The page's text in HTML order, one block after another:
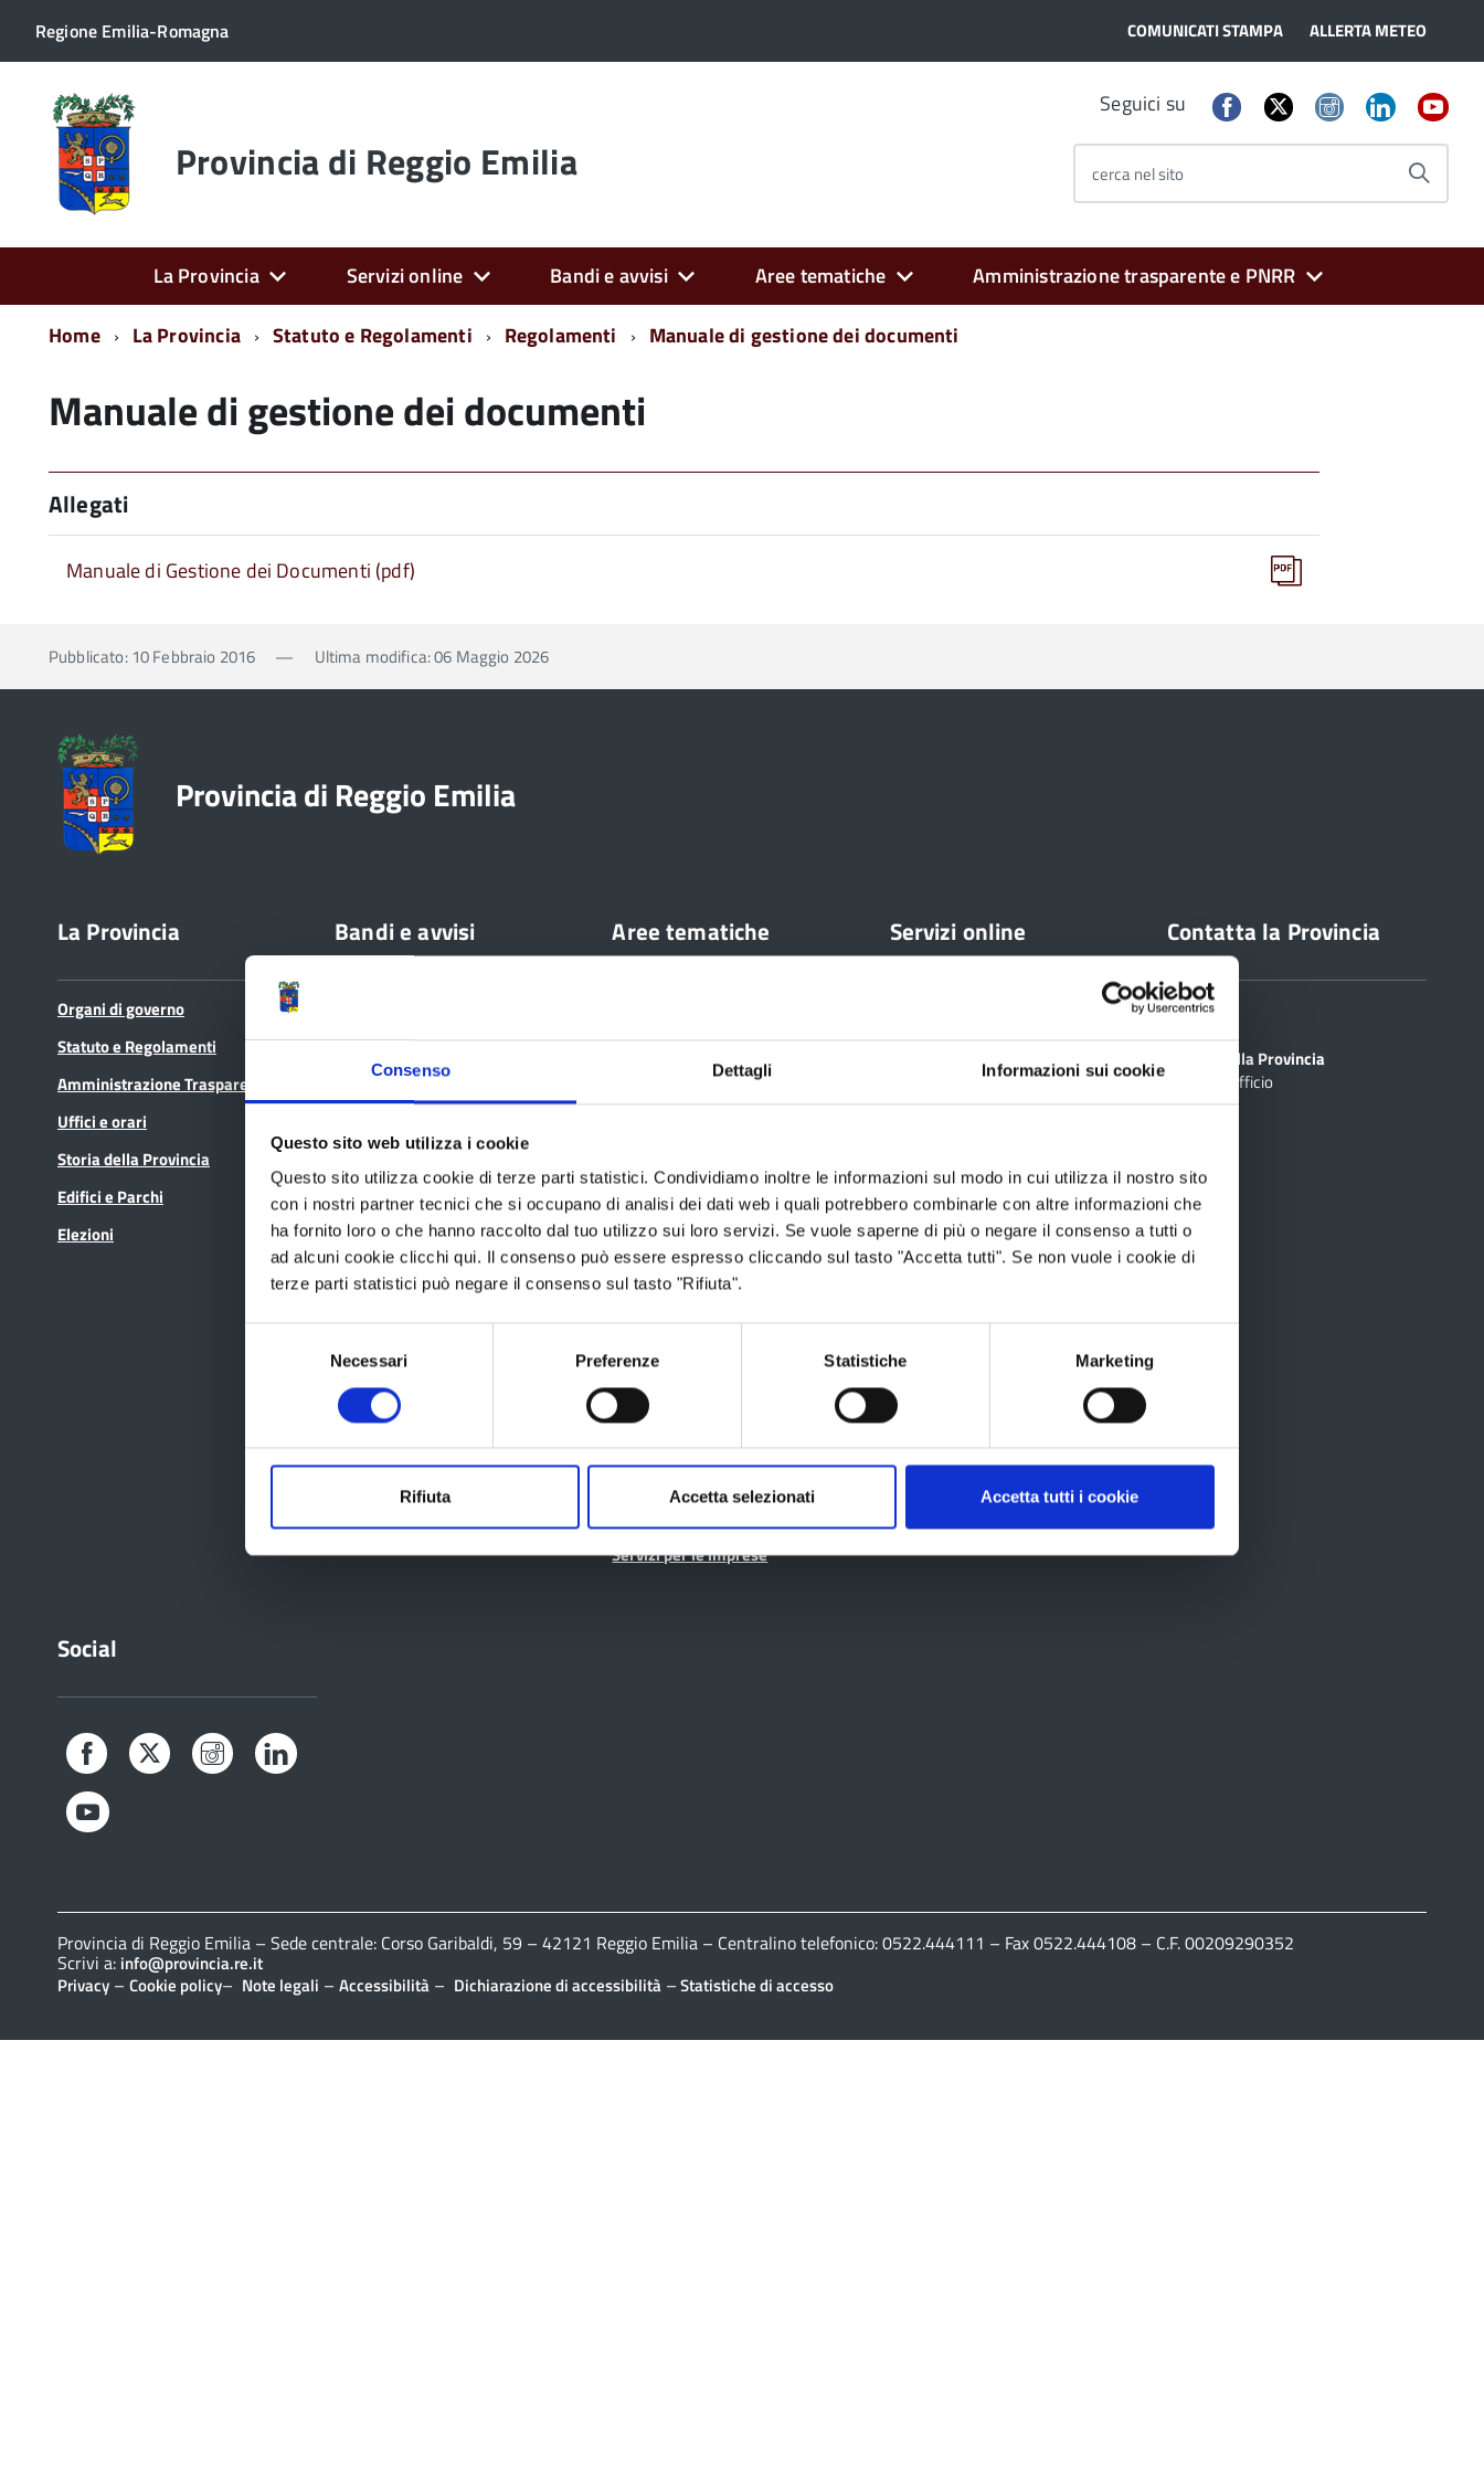
Consenso Dettagli Informazioni sui cookie
Questo sito web utilizza i cookie
Questo sito utilizza cookie di terze parti statistici. Condividiamo inoltre le informazioni sul modo in cui utilizza il nostro sito
con i nostri partner tecnici che si occupano di analisi dei dati web i quali potrebbero combinarle con altre informazioni che
ha fornito loro o che hanno raccolto dal tuo utilizzo sui loro servizi. Se vuole saperne di più o negare il consenso a tutti o
ad alcuni cookie clicchi qui. Il consenso può essere espresso cliccando sul tasto "Accetta tutti". Se non vuole i cookie di
terze parti statistici può negare il consenso sul tasto "Rifiuta".
Necessari Preferenze Statistiche Marketing
Rifiuta Accetta selezionati Accetta tutti i cookie
Regione Emilia-Romagna COMUNICATI STAMPA ALLERTA METEO
Torna
alla
home
page Provincia di Reggio Emilia
Seguici su
cerca nel sito
La Provincia Servizi online Bandi e avvisi Aree tematiche
Amministrazione trasparente e PNRR
Home
La Provincia Statuto e Regolamenti Regolamenti Manuale di gestione dei documenti
Manuale di gestione dei documenti
Allegati
Manuale di Gestione dei Documenti (pdf)
Pubblicato: 10 Febbraio 2016 — Ultima modifica: 06 Maggio 2026
Provincia di Reggio Emilia
La Provincia
Organi di governo
Statuto e Regolamenti
Amministrazione Trasparente
Uffici e orari
Storia della Provincia
Edifici e Parchi
Elezioni
Bandi e avvisi
Avvisi pubblici
Concorsi e selezioni
Aree tematiche
Bilancio
Conferenza Territoriale Sociale e
Sanitaria (CTSS)
Istruzione
Noi Contro le Mafie
Osservatori e statistiche
Pari opportunità
Pianificazione territoriale
Polizia provinciale
Protocolli di legalità
Relazioni internazionali
Servizi per le imprese
Servizi online
Albo pretorio
Consiglio Provinciale Online
Lavoro per te
Open data
Pagamenti
Contatta la Provincia
Sedi
PEC
Scrivi alla Provincia
Cerca Ufficio
Social
Facebook Twitter Instagram
Provincia di Reggio Emilia – Sede centrale: Corso Garibaldi, 59 – 42121 Reggio Emilia – Centralino telefonico: 0522.444111 – Fax 0522.444108 – C.F. 00209290352
Scrivi a: info@provincia.re.it
Privacy – Cookie policy– Note legali – Accessibilità – Dichiarazione di accessibilità –Statistiche di accesso